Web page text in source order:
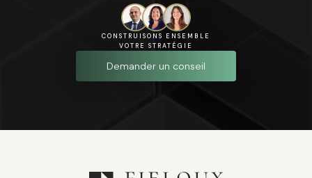
CONSTRUISONS ENSEMBLE
VOTRE STRATÉGIE
Demander un conseil